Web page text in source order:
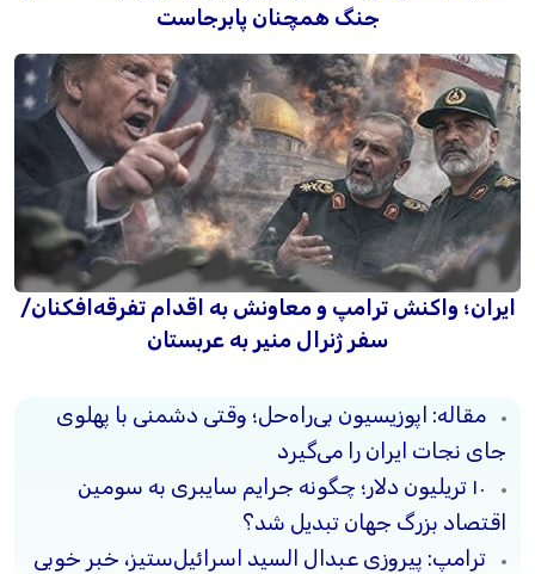
جنگ همچنان پابرجاست
ایران؛ واکنش ترامپ و معاونش به اقدام تفرقه‌افکنان/
سفر ژنرال منیر به عربستان
مقاله: اپوزیسیون بی‌راه‌حل؛ وقتی دشمنی با پهلوی
جای نجات ایران را می‌گیرد
۱۰ تریلیون دلار؛ چگونه جرایم سایبری به سومین
اقتصاد بزرگ جهان تبدیل شد؟
ترامپ: پیروزی عبدال السید اسرائیل‌ستیز، خبر خوبی